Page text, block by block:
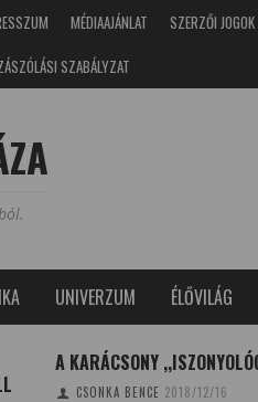
MÉDIAAJÁNLAT SZERZŐI JOGOK
SZABÁLYZAT
UNIVERZUM ÉLŐVILÁG
A KARÁCSONY
CSONKA BENCE 2018/12/16